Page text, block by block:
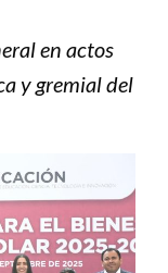
en actos
y gremial del